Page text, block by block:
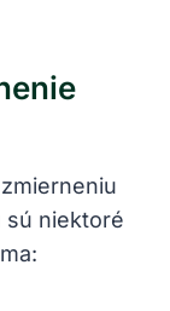
sú niektoré